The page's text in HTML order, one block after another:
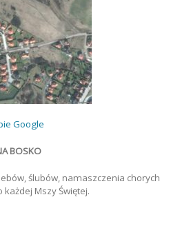
Google
BOSKO
ślubów, namaszczenia chorych
Mszy Świętej.